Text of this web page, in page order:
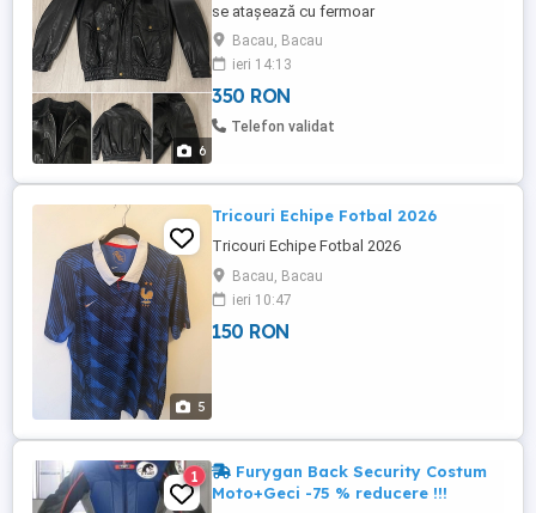
6
se atașează cu fermoar
Bacau, Bacau
ieri 14:13
350 RON
Telefon validat
5
Tricouri Echipe Fotbal 2026
Tricouri Echipe Fotbal 2026
Bacau, Bacau
ieri 10:47
150 RON
1
Furygan Back Security Costum
Moto+Geci -75 % reducere !!!